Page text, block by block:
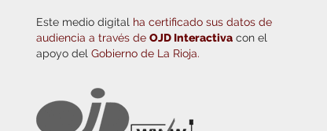
Este medio digital ha certificado sus datos de
audiencia a través deOJD Interactiva con el
apoyo delGobierno de La Rioja.